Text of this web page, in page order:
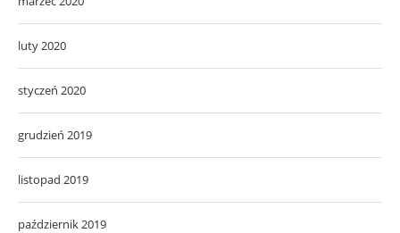
luty 2020
styczeń 2020
grudzień 2019
listopad 2019
październik 2019